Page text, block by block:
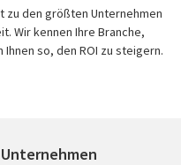
zu den größten Unternehmen
Wir kennen Ihre Branche,
so, den ROI zu steigern.
Unternehmen